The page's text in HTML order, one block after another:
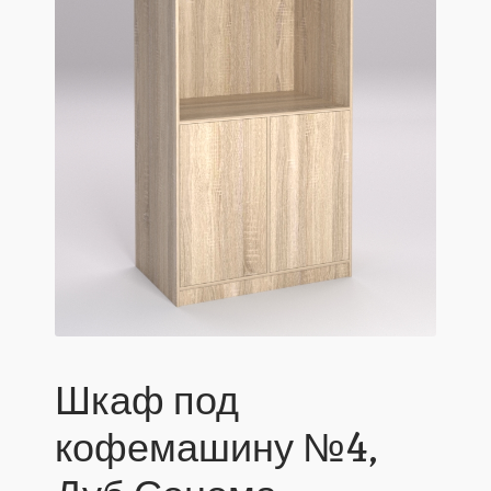
Шкаф под
кофемашину №4,